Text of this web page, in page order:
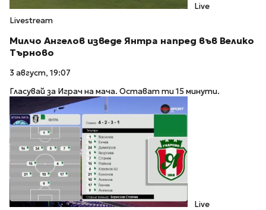
Live
Livestream
Милчо Ангелов изведе Янтра напред във Велико
Търново
3 август, 19:07
Гласувай за Играч на мача. Остават ти 15 минути.
Live